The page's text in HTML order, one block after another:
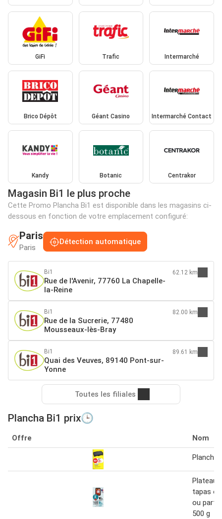
GiFi Trafic Intermarché
Brico Dépôt Géant Casino Intermarché Contact
Kandy Botanic Centrakor
Magasin Bi1 le plus proche
Cette Promo Plancha Bi1 est disponible dans les magasins ci-
dessous en fonction de votre emplacement configuré:
Paris
Paris
Détection automatique
Bi1
Rue de l'Avenir, 77760 La Chapelle-
la-Reine
62.12 km
Bi1
Rue de la Sucrerie, 77480
Mousseaux-lès-Bray
82.00 km
Bi1
Quai des Veuves, 89140 Pont-sur-
Yonne
89.61 km
Toutes les filiales
Plancha Bi1 prix🕒
Offre Nom
Plancha
Plateau
tapas
ou party
500 g